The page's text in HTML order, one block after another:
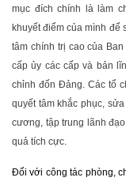
mục đích chính là làm
khuyết điểm của mình
tâm chính trị cao của
cấp ủy các cấp và bản
chỉnh đốn Đảng. Các tổ
quyết tâm khắc phục,
cương, tập trung lãnh
quả tích cực.
Đối với công tác phòng,